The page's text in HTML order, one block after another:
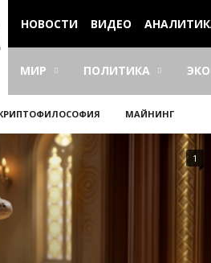
НОВОСТИ ВИДЕО
МИР ПОЛИТИКА
МАЙНИНГ
1